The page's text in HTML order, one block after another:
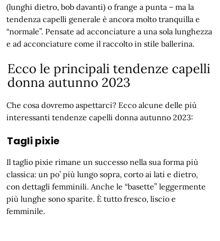
(lunghi dietro, bob davanti) o frange a punta – ma la
tendenza capelli generale è ancora molto tranquilla e
“normale”. Pensate ad acconciature a una sola lunghezza
e ad acconciature come il raccolto in stile ballerina.
Ecco le principali tendenze capelli
donna autunno 2023
Che cosa dovremo aspettarci? Ecco alcune delle più
interessanti tendenze capelli donna autunno 2023:
Tagli pixie
Il taglio pixie rimane un successo nella sua forma più
classica: un po’ più lungo sopra, corto ai lati e dietro,
con dettagli femminili. Anche le “basette” leggermente
più lunghe sono sparite. È tutto fresco, liscio e
femminile.